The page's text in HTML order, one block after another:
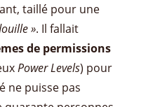
taillé pour une
». Il fallait
de permissions
Power Levels) pour
ne puisse pas